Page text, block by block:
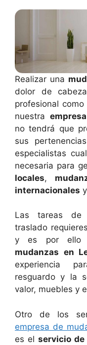
Realizar una
dolor de
profesional
nuestra
no tendrá que
sus
especialistas
necesaria para
locales,
internacionales y
Las tareas de
traslado
y es por ello
mudanzas en
experiencia
resguardo y la
valor, muebles y
Otro de los
empresa de
es el servicio de